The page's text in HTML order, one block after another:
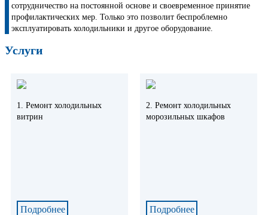
сотрудничество на постоянной основе и своевременное принятие
профилактических мер. Только это позволит беспроблемно
эксплуатировать холодильники и другое оборудование.
Услуги
1. Ремонт холодильных
витрин
Подробнее
2. Ремонт холодильных
морозильных шкафов
Подробнее
8. Ремонт осушителей воздуха
Подробнее
10. Ремонт морозильных ларей
Подробнее
11. Ремонт фризеров для мороженого
Подробнее
12. Ремонт шкафов шоковой заморозки
Подробнее